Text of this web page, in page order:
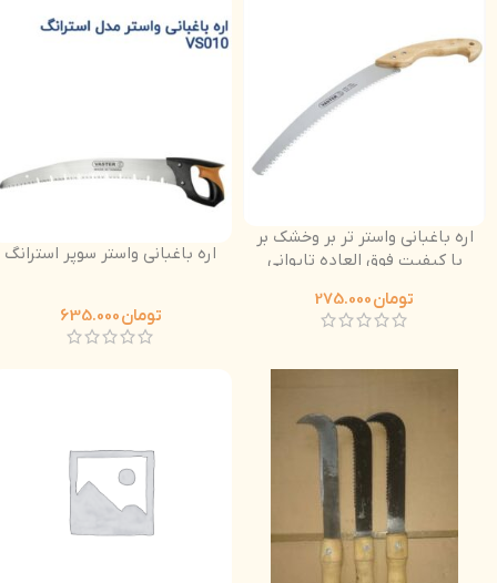
اره باغبانی واستر تر بر وخشک بر
با کیفیت فوق العاده تایوانی
تومان
اره باغبانی واستر سوپر استرانگ
تومان